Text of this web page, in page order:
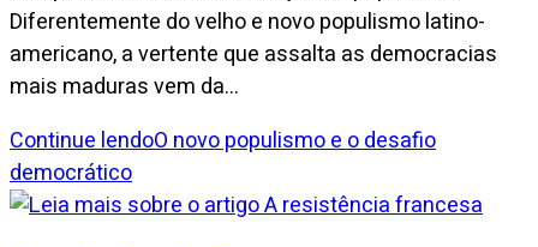
Diferentemente do velho e novo populismo latino-
americano, a vertente que assalta as democracias
mais maduras vem da…
Continue lendoO novo populismo e o desafio
democrático